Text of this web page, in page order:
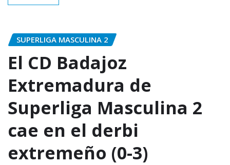
SUPERLIGA MASCULINA 2
El CD Badajoz
Extremadura de
Superliga Masculina 2
cae en el derbi
extremeño (0-3)